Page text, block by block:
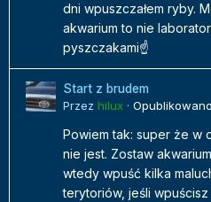
dni wpuszczałem ryby.
akwarium to nie
pyszczakami☝️
Start z brudem
Przez hilux · Opublikowano
Powiem tak: super że w
nie jest. Zostaw
wtedy wpuść kilka
terytoriów, jeśli